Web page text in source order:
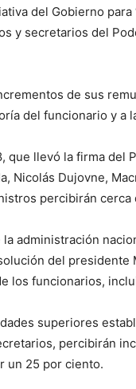
del Gobierno
y secretarios del
de sus
del funcionario y a
que llevó la firma del
Nicolás Dujovne,
percibirán cerca
administración
del presidente
los funcionarios,
superiores
percibirán
un 25 por ciento.